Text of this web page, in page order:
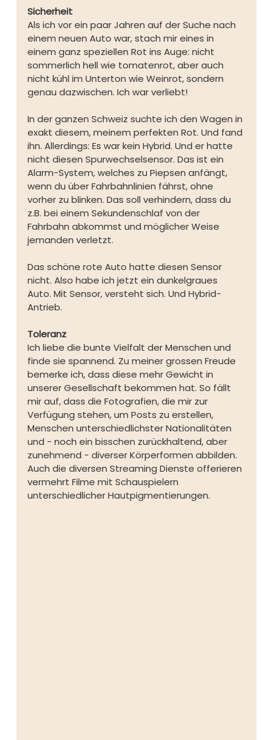
Sicherheit
Als ich vor ein paar Jahren auf der Suche nach
einem neuen Auto war, stach mir eines in
einem ganz speziellen Rot ins Auge: nicht
sommerlich hell wie tomatenrot, aber auch
nicht kühl im Unterton wie Weinrot, sondern
genau dazwischen. Ich war verliebt!
In der ganzen Schweiz suchte ich den Wagen in
exakt diesem, meinem perfekten Rot. Und fand
ihn. Allerdings: Es war kein Hybrid. Und er hatte
nicht diesen Spurwechselsensor. Das ist ein
Alarm-System, welches zu Piepsen anfängt,
wenn du über Fahrbahnlinien fährst, ohne
vorher zu blinken. Das soll verhindern, dass du
z.B. bei einem Sekundenschlaf von der
Fahrbahn abkommst und möglicher Weise
jemanden verletzt.
Das schöne rote Auto hatte diesen Sensor
nicht. Also habe ich jetzt ein dunkelgraues
Auto. Mit Sensor, versteht sich. Und Hybrid-
Antrieb.
Toleranz
Ich liebe die bunte Vielfalt der Menschen und
finde sie spannend. Zu meiner grossen Freude
bemerke ich, dass diese mehr Gewicht in
unserer Gesellschaft bekommen hat. So fällt
mir auf, dass die Fotografien, die mir zur
Verfügung stehen, um Posts zu erstellen,
Menschen unterschiedlichster Nationalitäten
und - noch ein bisschen zurückhaltend, aber
zunehmend - diverser Körperformen abbilden.
Auch die diversen Streaming Dienste offerieren
vermehrt Filme mit Schauspielern
unterschiedlicher Hautpigmentierungen.